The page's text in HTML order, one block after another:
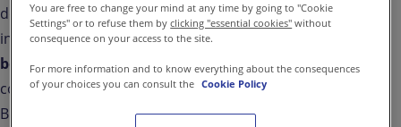
domenica 17 settembre presso ilPalaBicocca U26
in via Raffaello Giolli 7A, si terrà la
boccia paralimpica "Iniziamo a sBOCCIAre"che
coinvolgerà20 atletiappartenenti alle categorie
BC1, BC2 e BC3 provenienti da 13 società di tutta
You are free to change your mind at any time by going to "Cookie
Settings" or to refuse them byclicking "essential cookies" without
consequence on your access to the site.
For more information and to know everything about the consequences
of your choices you can consult the Cookie Policy